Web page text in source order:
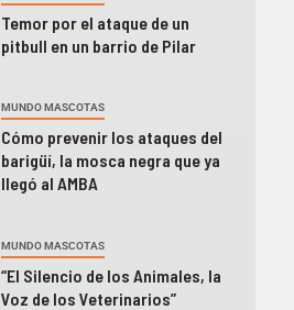
Temor por el ataque de un
pitbull en un barrio de Pilar
MUNDO MASCOTAS
Cómo prevenir los ataques del
barigüí, la mosca negra que ya
llegó al AMBA
MUNDO MASCOTAS
“El Silencio de los Animales, la
Voz de los Veterinarios”